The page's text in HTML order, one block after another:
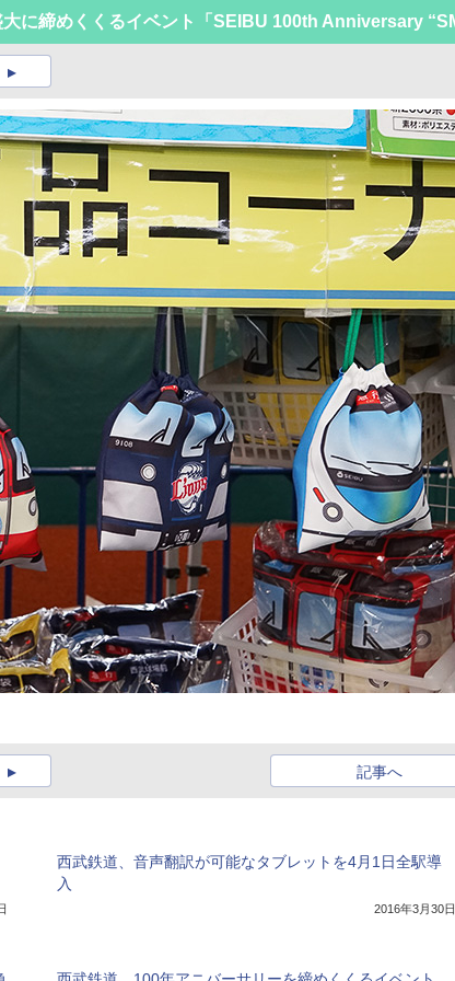
に締めくくるイベント「SEIBU 100th Anniversary
記事へ
西武鉄道、音声翻訳が可能なタブレットを4月1日全駅導
入
2016年3月30日